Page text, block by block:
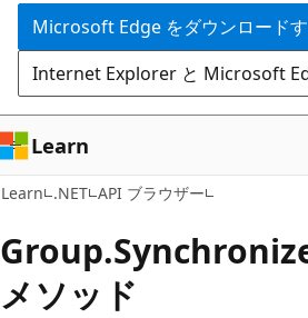
ツ
に
ス
キ
ッ
プ
ー
シ
ョ
ン
に
ス
キ
ッ
プ
Microsoft Edge をダウンロード
Internet Explorer と Microsoft
Learn
Learn .NET API ブラウザー
Group.
メソッド